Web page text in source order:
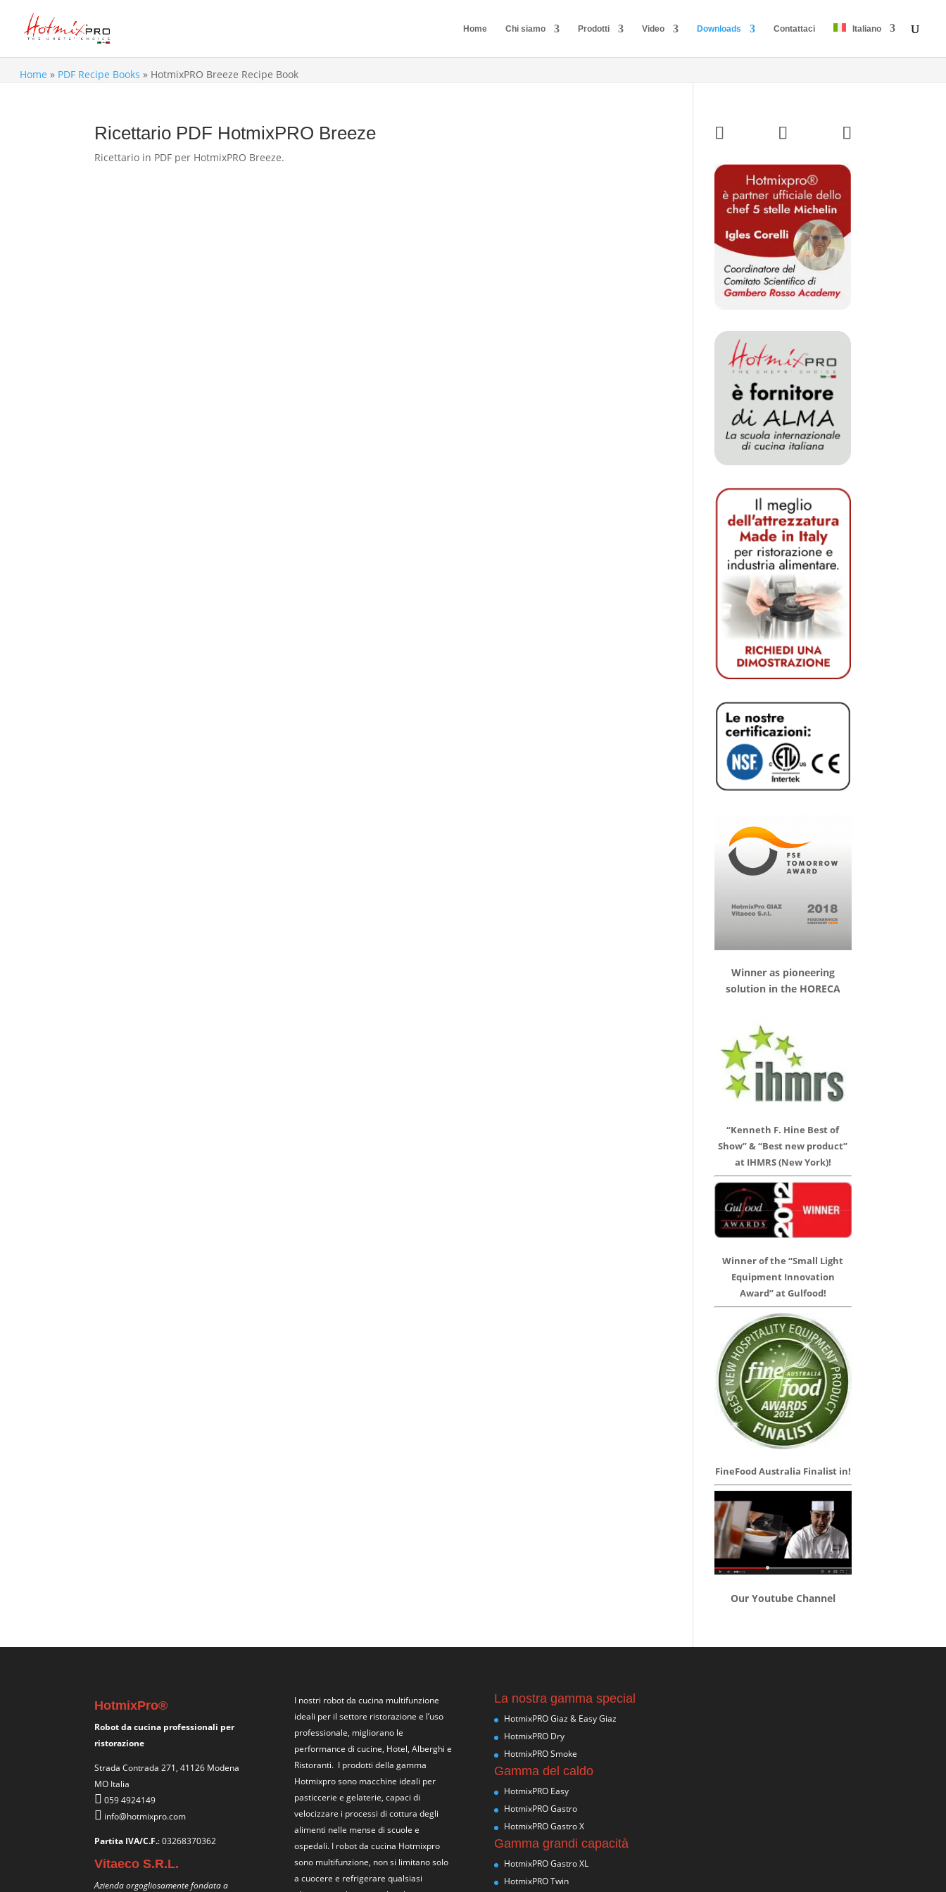
Home Chi siamo Prodotti Video Downloads Contattaci Italiano
Home » PDF Recipe Books » HotmixPRO Breeze Recipe Book
Ricettario PDF HotmixPRO Breeze
Ricettario in PDF per HotmixPRO Breeze.
Winner as pioneering
solution in the HORECA
“Kenneth F. Hine Best of
Show” & “Best new product”
at IHMRS (New York)!
Winner of the “Small Light
Equipment Innovation
Award” at Gulfood!
FineFood Australia Finalist in!
Our Youtube Channel
HotmixPro®
Robot da cucina professionali per
ristorazione
Strada Contrada 271, 41126 Modena
MO Italia
059 4924149
info@hotmixpro.com
Partita IVA/C.F.: 03268370362
Vitaeco S.R.L.
Azienda orgogliosamente fondata a
I nostri robot da cucina multifunzione
ideali per il settore ristorazione e l’uso
professionale, migliorano le
performance di cucine, Hotel, Alberghi e
Ristoranti. I prodotti della gamma
Hotmixpro sono macchine ideali per
pasticcerie e gelaterie, capaci di
velocizzare i processi di cottura degli
alimenti nelle mense di scuole e
ospedali. I robot da cucina Hotmixpro
sono multifunzione, non si limitano solo
a cuocere e refrigerare qualsiasi
La nostra gamma special
HotmixPRO Giaz & Easy Giaz
HotmixPRO Dry
HotmixPRO Smoke
Gamma del caldo
HotmixPRO Easy
HotmixPRO Gastro
HotmixPRO Gastro X
Gamma grandi capacità
HotmixPRO Gastro XL
HotmixPRO Twin